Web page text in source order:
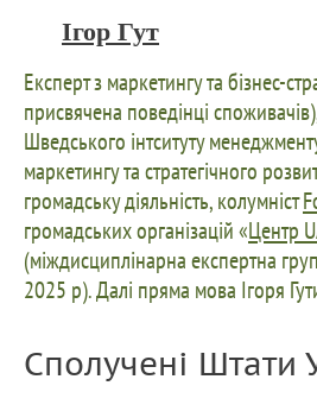
Ігор Гут
Експерт з маркетингу та бізнес-
присвячена поведінці
Шведського інтситуту
маркетингу та стратегічного
громадську діяльність, колумніст
громадських організацій «Центр
(міждисциплінарна експертна
2025 р). Далі пряма мова Ігоря
Сполучені Штати